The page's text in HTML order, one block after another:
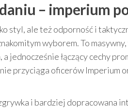
– imperium
styl, ale też odporność i
wyborem. To
jednocześnie łączący cechy
przyciąga oficerów Imperium
i bardziej dopracowana